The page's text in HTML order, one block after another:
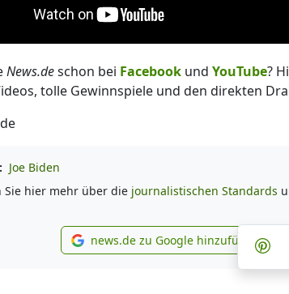
News.deschon bei Facebook und YouTube?
tolle Gewinnspiele und den direkten
Joe Biden
Sie hier mehr über die journalistischen Standards
news.de zu Google
news.de zu Google hinzufügen